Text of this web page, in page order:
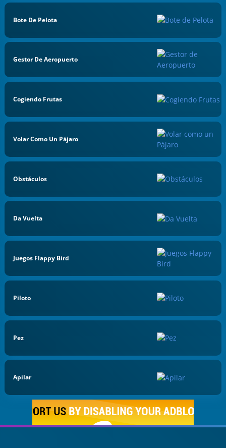
Bote De Pelota
Gestor De Aeropuerto
Cogiendo Frutas
Volar Como Un Pájaro
Obstáculos
Da Vuelta
Juegos Flappy Bird
Piloto
Pez
Apilar